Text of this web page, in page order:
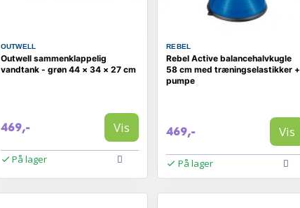
OUTWELL
Outwell sammenklappelig
vandtank - grøn 44 × 34 × 27 cm
469,- Vis
På lager
REBEL
Rebel Active balancehalvkugle
58 cm med træningselastikker +
pumpe
469,- Vis
På lager